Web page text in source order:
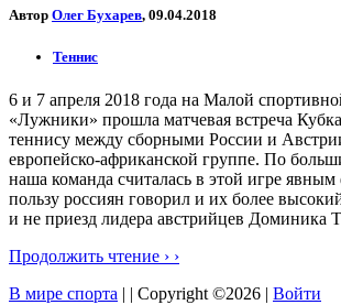
Автор Олег Бухарев, 09.04.2018
Теннис
6 и 7 апреля 2018 года на Малой
«Лужники» прошла матчевая встреча
теннису между сборными России и
европейско-африканской группе. По
наша команда считалась в этой игре
пользу россиян говорил и их более
и не приезд лидера австрийцев Доминика
Продолжить чтение › ›
В мире спорта | | Copyright ©2026 | Войти